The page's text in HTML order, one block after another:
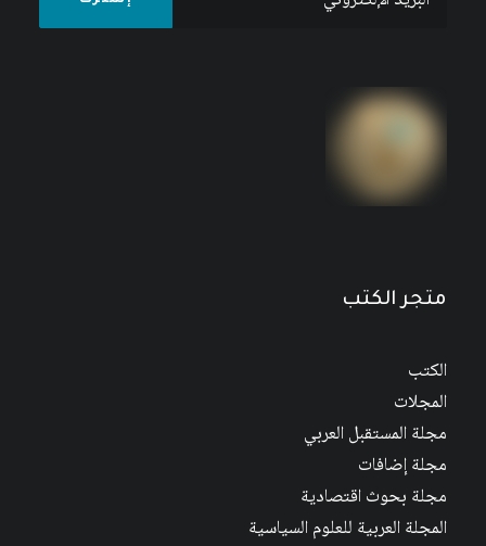
متجر الكتب
الكتب
المجلات
مجلة المستقبل العربي
مجلة إضافات
مجلة بحوث اقتصادية
المجلة العربية للعلوم السياسية